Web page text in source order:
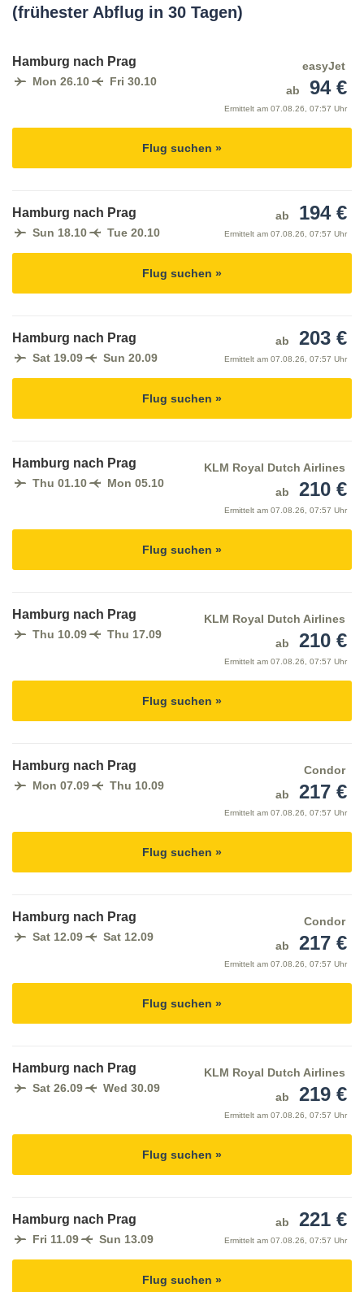
(frühester Abflug in 30 Tagen)
Hamburg nach Prag
Mon 26.10 Fri 30.10
easyJet
ab
94 €
Ermittelt am 07.08.26, 07:57 Uhr
Flug suchen »
Hamburg nach Prag
Sun 18.10 Tue 20.10
ab 194 €
Ermittelt am 07.08.26, 07:57 Uhr
Flug suchen »
Hamburg nach Prag
Sat 19.09 Sun 20.09
ab 203 €
Ermittelt am 07.08.26, 07:57 Uhr
Flug suchen »
Hamburg nach Prag
Thu 01.10 Mon 05.10
KLM Royal Dutch Airlines
ab
210 €
Ermittelt am 07.08.26, 07:57 Uhr
Flug suchen »
Hamburg nach Prag
Thu 10.09 Thu 17.09
KLM Royal Dutch Airlines
ab
210 €
Ermittelt am 07.08.26, 07:57 Uhr
Flug suchen »
Hamburg nach Prag
Mon 07.09 Thu 10.09
Condor
ab
217 €
Ermittelt am 07.08.26, 07:57 Uhr
Flug suchen »
Hamburg nach Prag
Sat 12.09 Sat 12.09
Condor
ab
217 €
Ermittelt am 07.08.26, 07:57 Uhr
Flug suchen »
Hamburg nach Prag
Sat 26.09 Wed 30.09
KLM Royal Dutch Airlines
ab
219 €
Ermittelt am 07.08.26, 07:57 Uhr
Flug suchen »
Hamburg nach Prag
Fri 11.09 Sun 13.09
ab 221 €
Ermittelt am 07.08.26, 07:57 Uhr
Flug suchen »